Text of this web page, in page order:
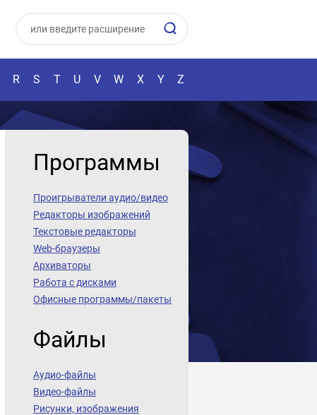
R S T U V W X Y Z
Программы
Проигрыватели аудио/видео
Редакторы изображений
Текстовые редакторы
Web-браузеры
Архиваторы
Работа с дисками
Офисные программы/пакеты
Файлы
Аудио-файлы
Видео-файлы
Рисунки, изображения